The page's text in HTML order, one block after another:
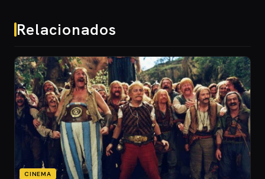
Relacionados
CINEMA